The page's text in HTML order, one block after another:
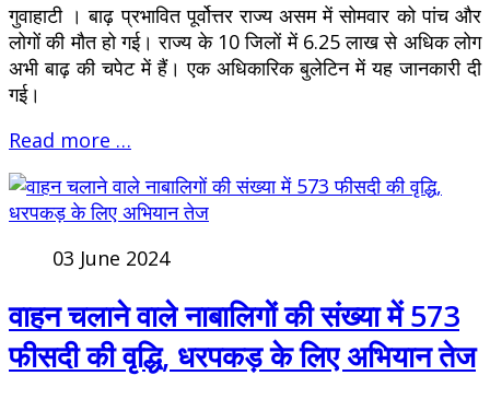
गुवाहाटी । बाढ़ प्रभावित पूर्वोत्तर राज्य असम में सोमवार को पांच और
लोगों की मौत हो गई। राज्य के 10 जिलों में 6.25 लाख से अधिक लोग
अभी बाढ़ की चपेट में हैं। एक अधिकारिक बुलेटिन में यह जानकारी दी
गई।
Read more …
03 June 2024
वाहन चलाने वाले नाबालिगों की संख्या में 573
फीसदी की वृद्धि, धरपकड़ के लिए अभियान तेज